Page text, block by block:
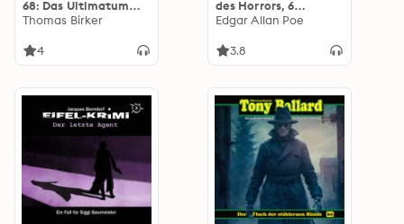
68: Das Ultimatum
der Aliens
Thomas Birker
4
des Horrors, 6
Hörspiele
Edgar Allan Poe
3.8